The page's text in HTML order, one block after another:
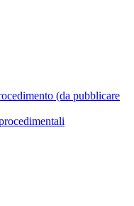
(da pubblicare